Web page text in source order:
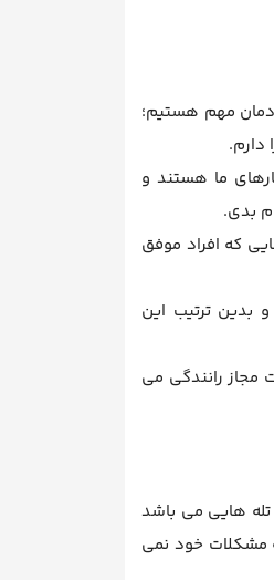
مهم هستیم؛
دارم.
ما هستند و
بدی.
که افراد موفق
بدین ترتیب این
مجاز رانندگی می
تله هایی می باشد
مشکلات خود نمی